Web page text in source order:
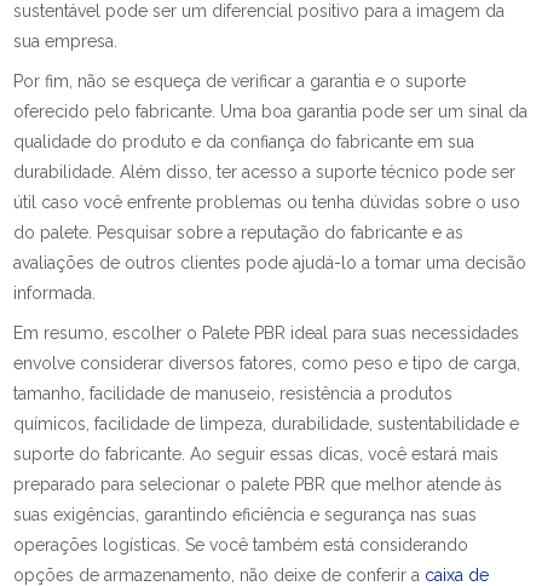
sustentável pode ser um diferencial positivo para a imagem da
sua empresa.
Por fim, não se esqueça de verificar a garantia e o suporte
oferecido pelo fabricante. Uma boa garantia pode ser um sinal da
qualidade do produto e da confiança do fabricante em sua
durabilidade. Além disso, ter acesso a suporte técnico pode ser
útil caso você enfrente problemas ou tenha dúvidas sobre o uso
do palete. Pesquisar sobre a reputação do fabricante e as
avaliações de outros clientes pode ajudá-lo a tomar uma decisão
informada.
Em resumo, escolher o Palete PBR ideal para suas necessidades
envolve considerar diversos fatores, como peso e tipo de carga,
tamanho, facilidade de manuseio, resistência a produtos
químicos, facilidade de limpeza, durabilidade, sustentabilidade e
suporte do fabricante. Ao seguir essas dicas, você estará mais
preparado para selecionar o palete PBR que melhor atende às
suas exigências, garantindo eficiência e segurança nas suas
operações logísticas. Se você também está considerando
opções de armazenamento, não deixe de conferir a caixa de